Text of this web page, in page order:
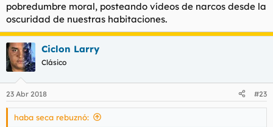
pobredumbre moral, posteando vídeos de narcos desde la
oscuridad de nuestras habitaciones.
Ciclon Larry
Clásico
23 Abr 2018 #23
haba seca rebuznó: